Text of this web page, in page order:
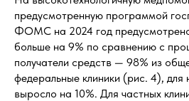
предусмотренную программой
ФОМС на 2024 год
больше на 9% по сравнению с
получатели средств — 98% из
федеральные клиники (рис. 4), для
выросло на 10%. Для частных